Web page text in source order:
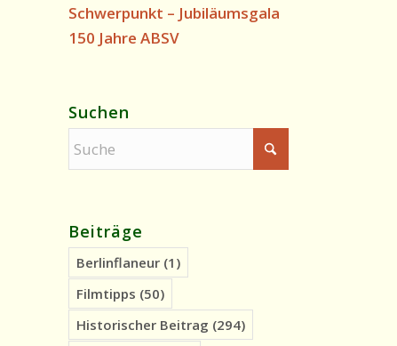
Schwerpunkt – Jubiläumsgala
150 Jahre ABSV
Suchen
Beiträge
Berlinflaneur (1)
Filmtipps (50)
Historischer Beitrag (294)